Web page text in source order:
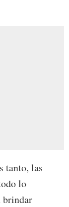
tanto, las
lo
brindar